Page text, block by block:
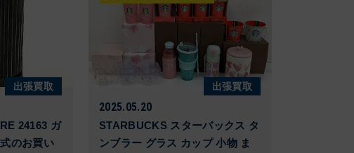
出張買取
24163 ガ
のお買い
出張買取
2025.05.20
STARBUCKS スターバックス タ
ンブラー グラス カップ 小物 ま